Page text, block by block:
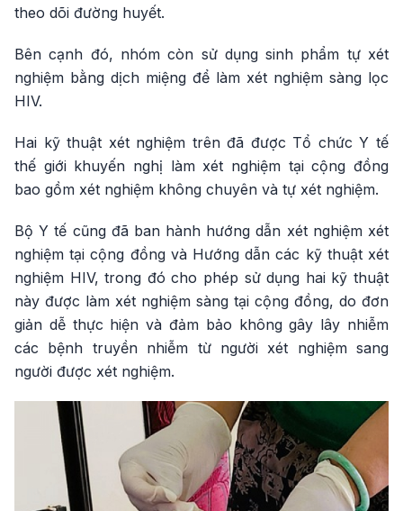
theo dõi đường huyết.
Bên cạnh đó, nhóm còn sử dụng sinh phẩm tự xét
nghiệm bằng dịch miệng để làm xét nghiệm sàng lọc
HIV.
Hai kỹ thuật xét nghiệm trên đã được Tổ chức Y tế
thế giới khuyến nghị làm xét nghiệm tại cộng đồng
bao gồm xét nghiệm không chuyên và tự xét nghiệm.
Bộ Y tế cũng đã ban hành hướng dẫn xét nghiệm xét
nghiệm tại cộng đồng và Hướng dẫn các kỹ thuật xét
nghiệm HIV, trong đó cho phép sử dụng hai kỹ thuật
này được làm xét nghiệm sàng tại cộng đồng, do đơn
giản dễ thực hiện và đảm bảo không gây lây nhiễm
các bệnh truyền nhiễm từ người xét nghiệm sang
người được xét nghiệm.